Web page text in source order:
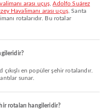
arası uçuş ,Adolfo Suárez
Havalimanı arası uçuş, Santa
rotalarıdır. Bu rotalar
çıkışlı en popüler şehir rotalarıdır.
sunar.
rotaları hangileridir?